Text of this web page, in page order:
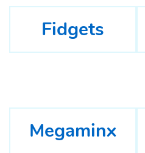
Fidgets
Megaminx